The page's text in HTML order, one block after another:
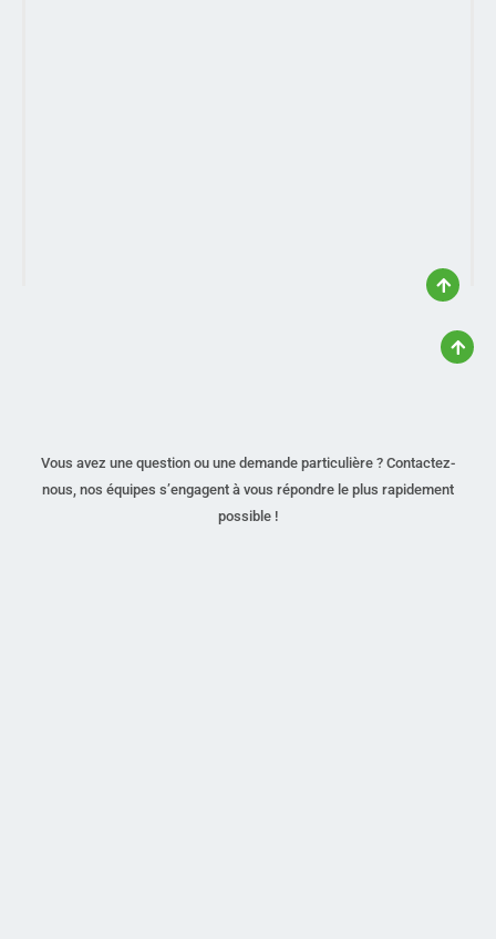
Vous avez une question ou une demande particulière ? Contactez-
nous, nos équipes s’engagent à vous répondre le plus rapidement
possible !